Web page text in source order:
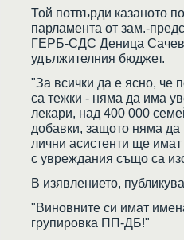
Той потвърди казаното
парламента от зам.-
ГЕРБ-СДС Деница
удължителния бюджет.
"За всички да е ясно, че
са тежки - няма да има
лекари, над 400 000
добавки, защото няма
лични асистенти ще
с увреждания също са
В изявлението,
"Виновните си имат
групировка ПП-ДБ!"